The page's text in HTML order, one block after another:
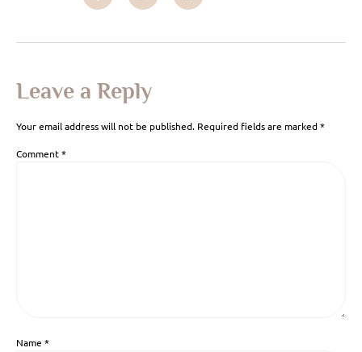
Leave a Reply
Your email address will not be published. Required fields are marked*
Comment*
Name *